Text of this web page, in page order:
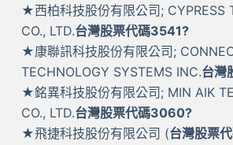
★西柏科技股份有限公司; CYPRESS
CO., LTD.台灣股票代碼3541?
★康聯訊科技股份有限公司;
TECHNOLOGY SYSTEMS INC.台灣
★銘異科技股份有限公司; MIN AIK
CO., LTD.台灣股票代碼3060?
★飛捷科技股份有限公司 (台灣股票